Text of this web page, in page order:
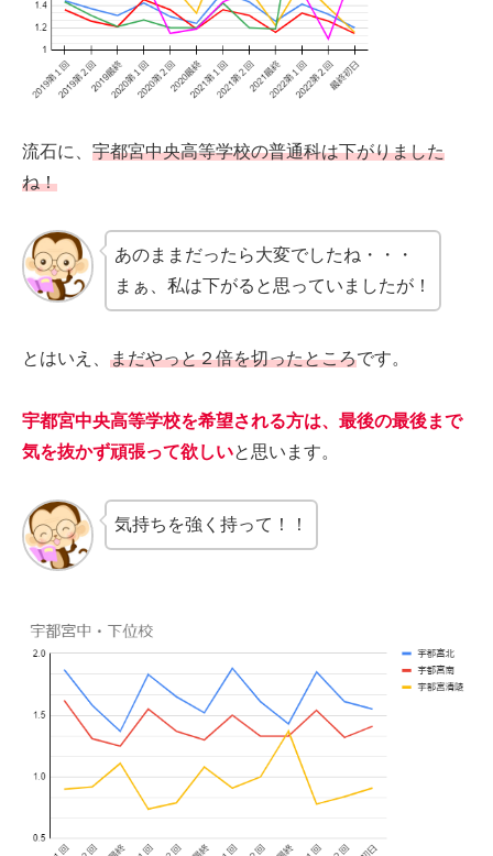
流石に、 宇都宮中央高等学校の普通科は下がりました
ね！
あのままだったら大変でしたね・・・
まぁ、私は下がると思っていましたが！
とはいえ、 まだやっと２倍を切ったところです。
宇都宮中央高等学校を希望される方は、最後の最後まで
気を抜かず頑張って欲しいと思います。
気持ちを強く持って！！